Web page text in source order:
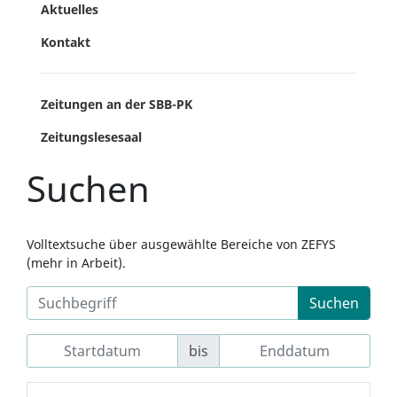
Aktuelles
Kontakt
Zeitungen an der SBB-PK
Zeitungslesesaal
Suchen
Volltextsuche über ausgewählte Bereiche von ZEFYS
(mehr in Arbeit).
Suchen
bis